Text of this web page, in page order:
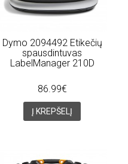
Dymo 2094492 Etikečių
spausdintuvas
LabelManager 210D
86.99€
Į KREPŠELĮ